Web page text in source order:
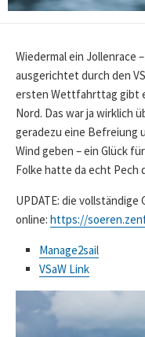
Wiedermal ein Jollenrace
ausgerichtet durch den
ersten Wettfahrttag gibt
Nord. Das war ja wirklich
geradezu eine Befreiung
Wind geben – ein Glück
Folke hatte da echt Pech
UPDATE: die vollständige
online: https://
Manage2sail
VSaW Link